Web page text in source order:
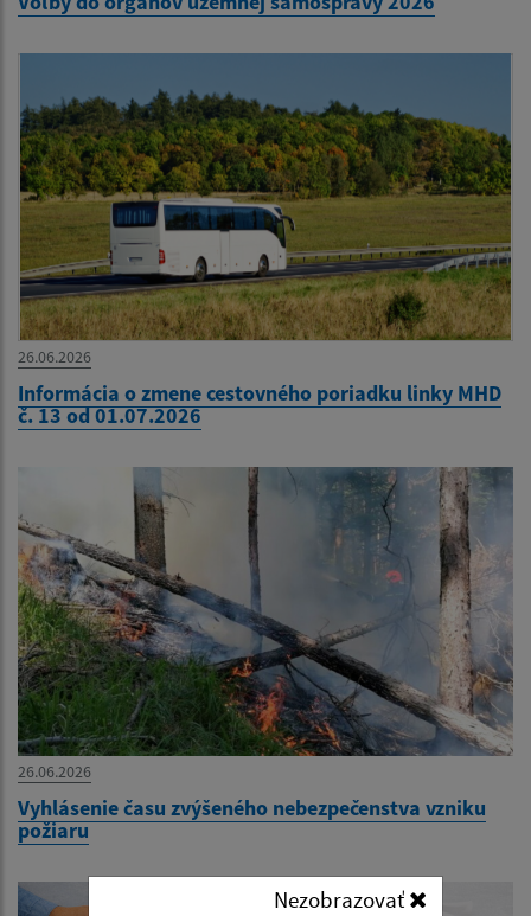
Nezobrazovať
26.06.2026
Informácia o zmene cestovného poriadku linky MHD
č. 13 od 01.07.2026
26.06.2026
Vyhlásenie času zvýšeného nebezpečenstva vzniku
požiaru